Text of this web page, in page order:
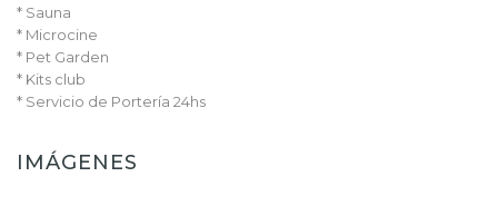
* Sauna
* Microcine
* Pet Garden
* Kits club
* Servicio de Portería 24hs
IMÁGENES